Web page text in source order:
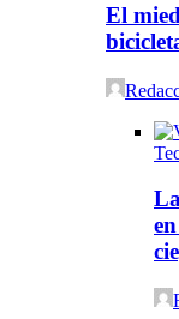
El